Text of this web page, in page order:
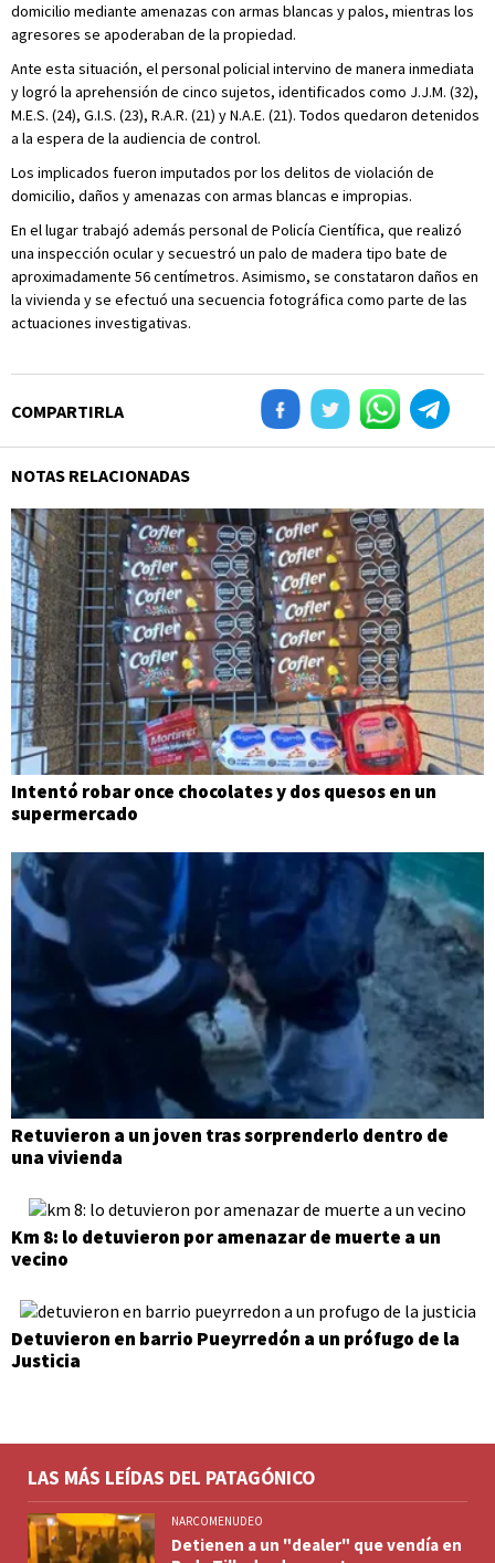
domicilio mediante amenazas con armas blancas y palos, mientras los
agresores se apoderaban de la propiedad.
Ante esta situación, el personal policial intervino de manera inmediata
y logró la aprehensión de cinco sujetos, identificados como J.J.M. (32),
M.E.S. (24), G.I.S. (23), R.A.R. (21) y N.A.E. (21). Todos quedaron detenidos
a la espera de la audiencia de control.
Los implicados fueron imputados por los delitos de violación de
domicilio, daños y amenazas con armas blancas e impropias.
En el lugar trabajó además personal de Policía Científica, que realizó
una inspección ocular y secuestró un palo de madera tipo bate de
aproximadamente 56 centímetros. Asimismo, se constataron daños en
la vivienda y se efectuó una secuencia fotográfica como parte de las
actuaciones investigativas.
COMPARTIRLA
NOTAS RELACIONADAS
Intentó robar once chocolates y dos quesos en un
supermercado
Retuvieron a un joven tras sorprenderlo dentro de
una vivienda
Km 8: lo detuvieron por amenazar de muerte a un
vecino
Detuvieron en barrio Pueyrredón a un prófugo de la
Justicia
LAS MÁS LEÍDAS DEL PATAGÓNICO
NARCOMENUDEO
Detienen a un "dealer" que vendía en